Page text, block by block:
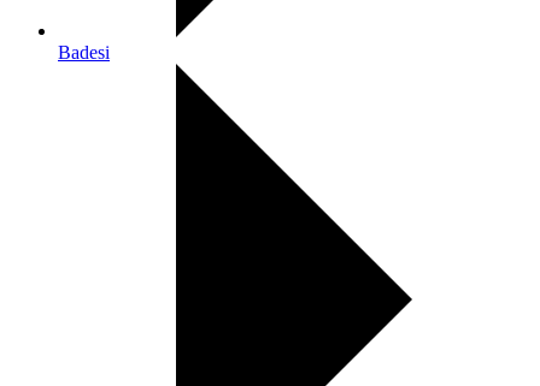
Badesi